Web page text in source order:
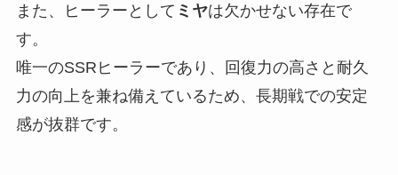
また、ヒーラーとして ミヤは欠かせない存在で
す。
唯一のSSRヒーラーであり、回復力の高さと耐久
力の向上を兼ね備えているため、長期戦での安定
感が抜群です。